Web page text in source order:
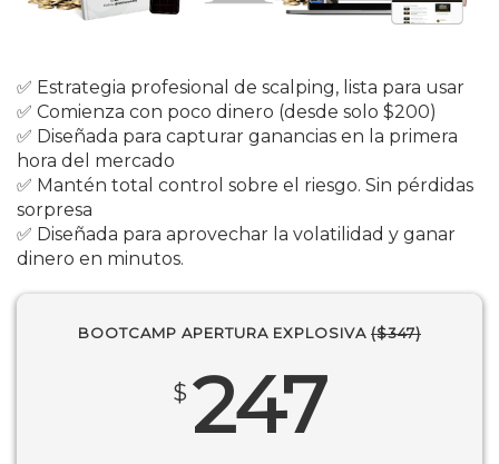
✅ Estrategia profesional de scalping, lista para usar
✅ Comienza con poco dinero (desde solo $200)
✅ Diseñada para capturar ganancias en la primera
hora del mercado
✅ Mantén total control sobre el riesgo. Sin pérdidas
sorpresa
✅ Diseñada para aprovechar la volatilidad y ganar
dinero en minutos.
BOOTCAMP APERTURA EXPLOSIVA ($347)
$ 247